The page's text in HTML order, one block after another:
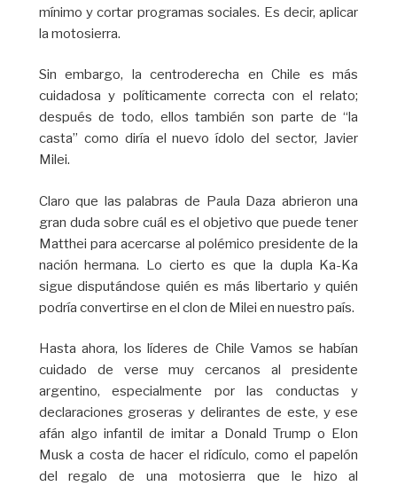
mínimo y cortar programas sociales. Es decir, aplicar
la motosierra.
Sin embargo, la centroderecha en Chile es más
cuidadosa y políticamente correcta con el relato;
después de todo, ellos también son parte de “la
casta” como diría el nuevo ídolo del sector, Javier
Milei.
Claro que las palabras de Paula Daza abrieron una
gran duda sobre cuál es el objetivo que puede tener
Matthei para acercarse al polémico presidente de la
nación hermana. Lo cierto es que la dupla Ka-Ka
sigue disputándose quién es más libertario y quién
podría convertirse en el clon de Milei en nuestro país.
Hasta ahora, los líderes de Chile Vamos se habían
cuidado de verse muy cercanos al presidente
argentino, especialmente por las conductas y
declaraciones groseras y delirantes de este, y ese
afán algo infantil de imitar a Donald Trump o Elon
Musk a costa de hacer el ridículo, como el papelón
del regalo de una motosierra que le hizo al